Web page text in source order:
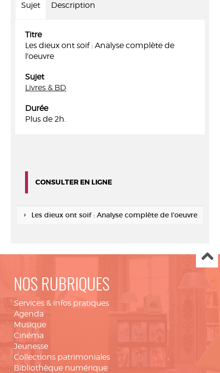
Sujet Description
Titre
Les dieux ont soif : Analyse complète de
l'oeuvre
Sujet
Livres & BD
Durée
Plus de 2h.
CONSULTER EN LIGNE
Les dieux ont soif : Analyse complète de l'oeuvre
NOS RUBRIQUES
Services & infos pratiques
Agenda
Musique
Cinéma
Jeunesse
Collections patrimoniales
Bibliothèque numérique